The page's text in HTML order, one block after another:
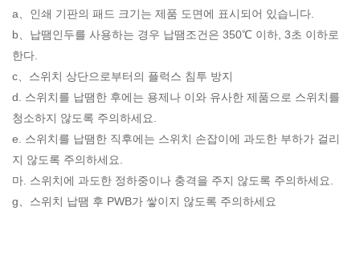
a、인쇄 기판의 패드 크기는 제품 도면에 표시되어 있습니다.
b、납땜인두를 사용하는 경우 납땜조건은 350℃ 이하, 3초 이하로
한다.
c、스위치 상단으로부터의 플럭스 침투 방지
d. 스위치를 납땜한 후에는 용제나 이와 유사한 제품으로 스위치를
청소하지 않도록 주의하세요.
e. 스위치를 납땜한 직후에는 스위치 손잡이에 과도한 부하가 걸리
지 않도록 주의하세요.
마. 스위치에 과도한 정하중이나 충격을 주지 않도록 주의하세요.
g、스위치 납땜 후 PWB가 쌓이지 않도록 주의하세요